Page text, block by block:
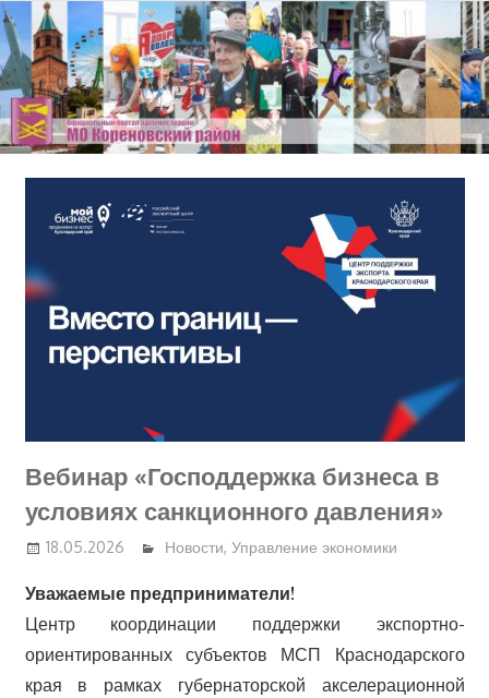
Перейти
к
содержимому
Вебинар «Господдержка бизнеса в
условиях санкционного давления»
18.05.2026 Новости, Управление экономики
Уважаемые предприниматели!
Центр координации поддержки экспортно-
ориентированных субъектов МСП Краснодарского
края в рамках губернаторской акселерационной